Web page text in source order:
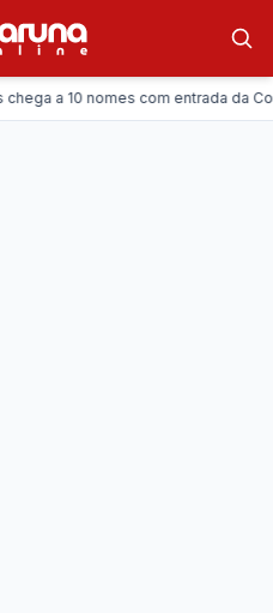
a 10 nomes com entrada da